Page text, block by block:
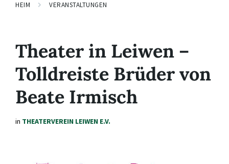
HEIM VERANSTALTUNGEN
Theater in Leiwen –
Tolldreiste Brüder von
Beate Irmisch
in THEATERVEREIN LEIWEN E.V.